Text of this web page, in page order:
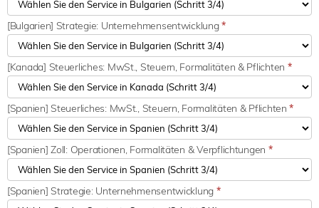
[Bulgarien] Strategie: Unternehmensentwicklung*
[Kanada] Steuerliches: MwSt., Steuern, Formalitäten & Pflichten *
[Spanien] Steuerliches: MwSt., Steuern, Formalitäten & Pflichten*
[Spanien] Zoll: Operationen, Formalitäten & Verpflichtungen *
[Spanien] Strategie: Unternehmensentwicklung *